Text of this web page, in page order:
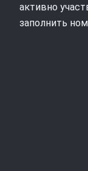
активно
заполнить